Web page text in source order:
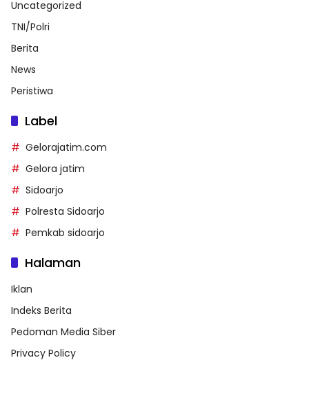
Uncategorized
TNI/Polri
Berita
News
Peristiwa
Label
Gelorajatim.com
Gelora jatim
Sidoarjo
Polresta Sidoarjo
Pemkab sidoarjo
Halaman
Iklan
Indeks Berita
Pedoman Media Siber
Privacy Policy